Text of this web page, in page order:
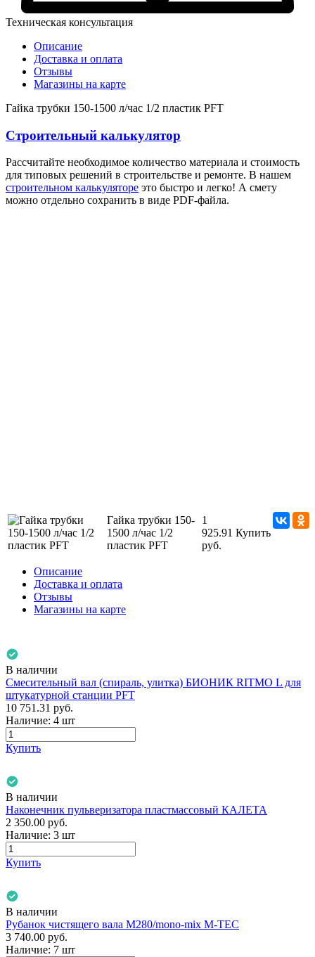
Техническая консультация
Описание
Доставка и оплата
Отзывы
Магазины на карте
Гайка трубки 150-1500 л/час 1/2 пластик PFT
Строительный калькулятор
Рассчитайте необходимое количество материала и стоимость
для типовых решений в строительстве и ремонте. В нашем
строительном калькуляторе это быстро и легко! А смету
можно отдельно сохранить в виде PDF-файла.
Гайка трубки 150-
1500 л/час 1/2
пластик PFT
1
925.91
руб.
Купить
Описание
Доставка и оплата
Отзывы
Магазины на карте
В наличии
Смесительный вал (спираль, улитка) БИОНИК RITMO L для
штукатурной станции PFT
10 751.31 руб.
Наличие: 4 шт
Купить
В наличии
Наконечник пульверизатора пластмассовый КАЛЕТА
2 350.00 руб.
Наличие: 3 шт
Купить
В наличии
Рубанок чистящего вала М280/mono-mix M-TEC
3 740.00 руб.
Наличие: 7 шт